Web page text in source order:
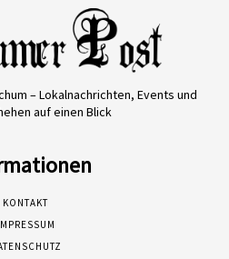
– Lokalnachrichten, Events und
auf einen Blick
KONTAKT